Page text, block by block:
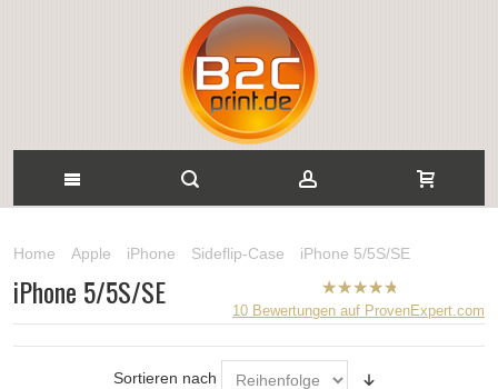
Home Apple iPhone Sideflip‑Case iPhone 5/5S/SE
B2CPrint
hat5von
5
Sternen |
10 Bewertungen auf ProvenExpert.com
iPhone 5/5S/SE
Sortieren nach